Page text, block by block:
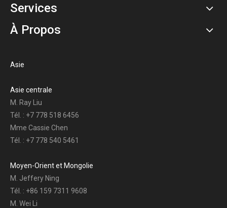
Services
À Propos
Asie
Asie centrale
M. Ray Liu
Tél. : +7 778 518 6456
Mme Cassie Chen
Tél. : +7 778 540 5461
Moyen-Orient et Mongolie
M. Jeffery Ning
Tél. : +86 159 7311 9608
M. Wei Li